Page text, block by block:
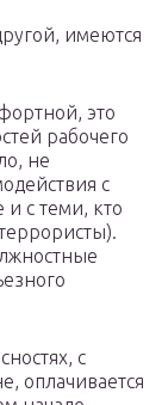
имеются
это
рабочего
не
с
с теми, кто
с
оплачивается